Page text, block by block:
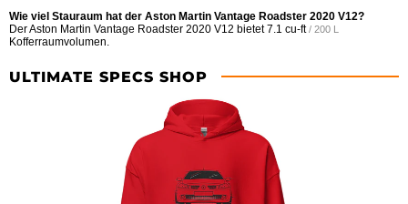
Wie viel Stauraum hat der Aston Martin Vantage Roadster 2020 V12?
Der Aston Martin Vantage Roadster 2020 V12 bietet7.1 cu-ft / 200 L
Kofferraumvolumen.
ULTIMATE SPECS SHOP